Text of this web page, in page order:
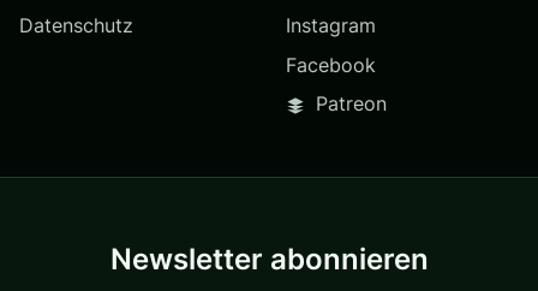
Datenschutz
Instagram
Facebook
Patreon
Newsletter abonnieren